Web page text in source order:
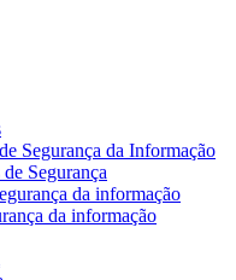
Segurança da Informação
Segurança
da informação
da informação